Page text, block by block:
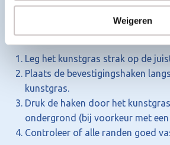
Weigeren
Installatietips
Zo plaats je de bevestigingshaken:
Leg het kunstgras strak op de
Plaats de bevestigingshaken
kunstgras.
Druk de haken door het
ondergrond (bij voorkeur met
Controleer of alle randen goed